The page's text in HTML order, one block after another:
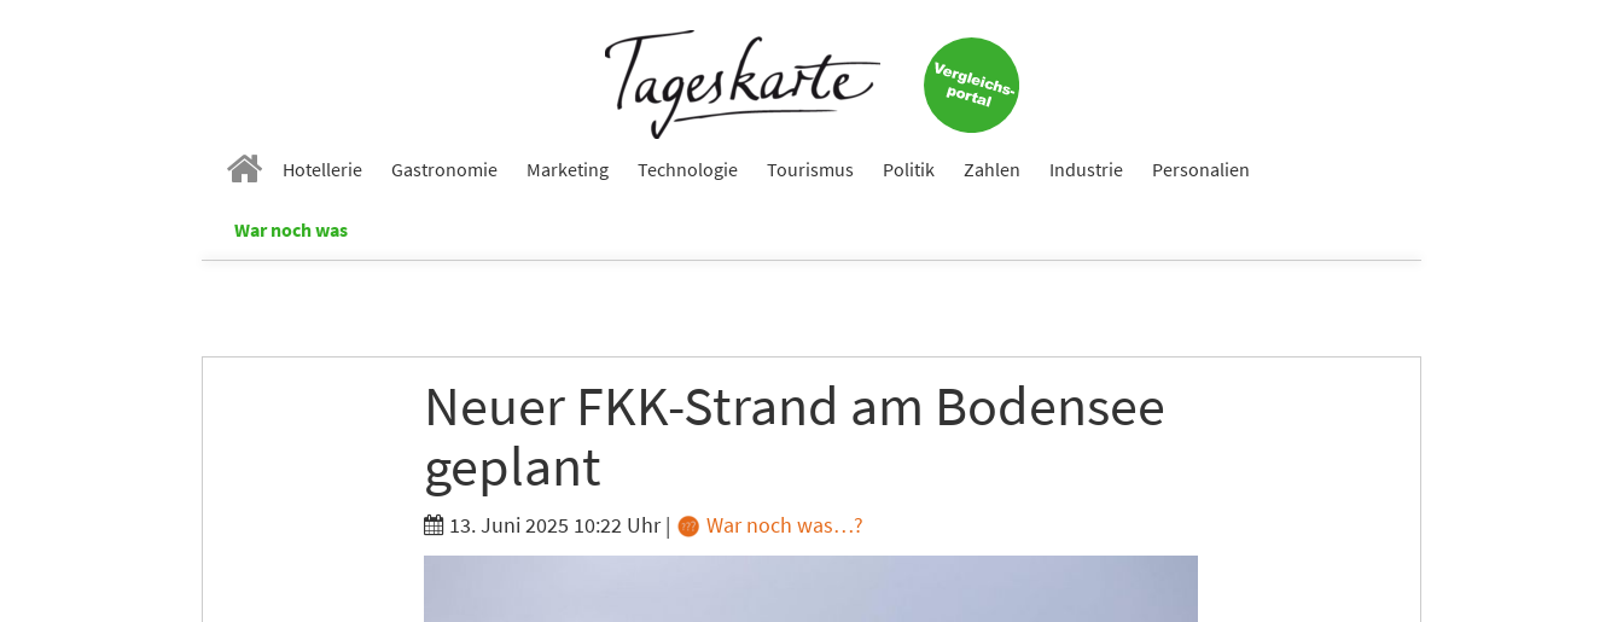
Hotellerie Gastronomie Marketing Technologie Tourismus Politik Zahlen Industrie Personalien
War noch was
Neuer FKK-Strand am Bodensee
geplant
13. Juni 2025 10:22 Uhr| War noch was…?